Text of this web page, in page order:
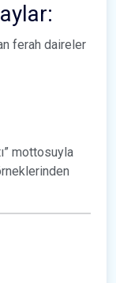
ferah daireler
mottosuyla